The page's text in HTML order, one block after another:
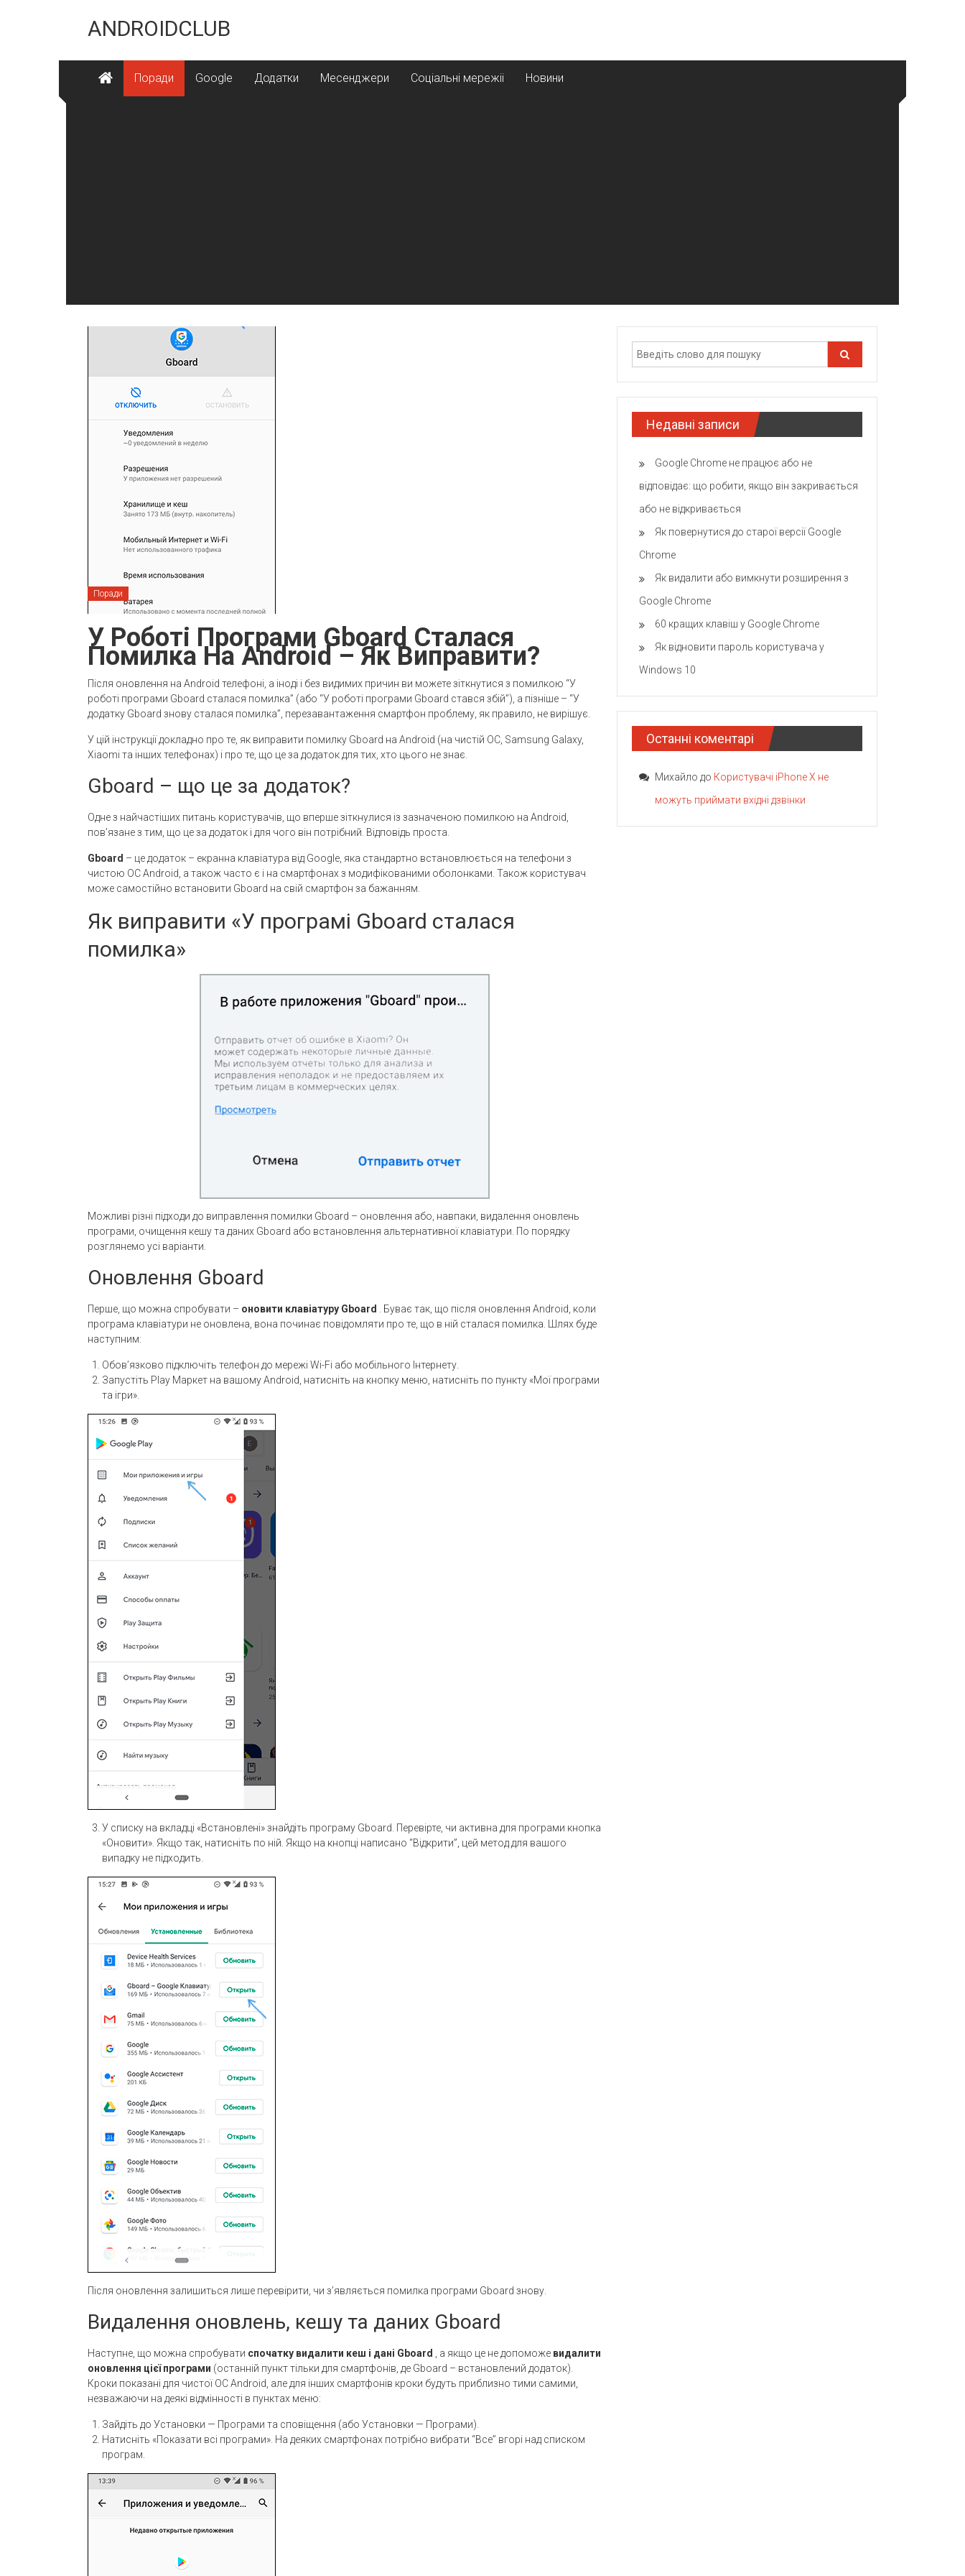
contentANDROIDCLUB
Поради Google Додатки Месенджери Соціальні мережіі Новини
Поради
У Роботі Програми Gboard Сталася
Помилка На Android – Як Виправити?
Після оновлення на Android телефоні, а іноді і без видимих ​​причин ви можете зіткнутися з помилкою “У
роботі програми Gboard сталася помилка” (або “У роботі програми Gboard стався збій”), а пізніше – “У
додатку Gboard знову сталася помилка”, перезавантаження смартфон проблему, як правило, не вирішує.
У цій інструкції докладно про те, як виправити помилку Gboard на Android (на чистій ОС, Samsung Galaxy,
Xiaomi та інших телефонах) і про те, що це за додаток для тих, хто цього не знає.
Gboard – що це за додаток?
Одне з найчастіших питань користувачів, що вперше зіткнулися із зазначеною помилкою на Android,
пов’язане з тим, що це за додаток і для чого він потрібний. Відповідь проста.
Gboard – це додаток – екранна клавіатура від Google, яка стандартно встановлюється на телефони з
чистою ОС Android, а також часто є і на смартфонах з модифікованими оболонками. Також користувач
може самостійно встановити Gboard на свій смартфон за бажанням.
Як виправити «У програмі Gboard сталася
помилка»
Можливі різні підходи до виправлення помилки Gboard – оновлення або, навпаки, видалення оновлень
програми, очищення кешу та даних Gboard або встановлення альтернативної клавіатури. По порядку
розглянемо усі варіанти.
Оновлення Gboard
Перше, що можна спробувати – оновити клавіатуру Gboard
. Буває так, що після оновлення Android, коли
програма клавіатури не оновлена, вона починає повідомляти про те, що в ній сталася помилка. Шлях буде
наступним:
Обов’язково підключіть телефон до мережі Wi-Fi або мобільного Інтернету.
Запустіть Play Маркет на вашому Android, натисніть на кнопку меню, натисніть по пункту «Мої програми
та ігри».
У списку на вкладці «Встановлені» знайдіть програму Gboard. Перевірте, чи активна для програми кнопка
«Оновити». Якщо так, натисніть по ній. Якщо на кнопці написано “Відкрити”, цей метод для вашого
випадку не підходить.
Після оновлення залишиться лише перевірити, чи з’являється помилка програми Gboard знову.
Видалення оновлень, кешу та даних Gboard
Наступне, що можна спробувати спочатку видалити кеш і дані Gboard , а якщо це не допоможе видалити
оновлення цієї програми (останній пункт тільки для смартфонів, де Gboard – встановлений додаток).
Кроки показані для чистої ОС Android, але для інших смартфонів кроки будуть приблизно тими самими,
незважаючи на деякі відмінності в пунктах меню:
Зайдіть до Установки — Програми та сповіщення (або Установки — Програми).
Натисніть «Показати всі програми». На деяких смартфонах потрібно вибрати “Все” вгорі над списком
програм.
Недавні записи
Google Chrome не працює або не
відповідає: що робити, якщо він закривається
або не відкривається
Як повернутися до старої версії Google
Chrome
Як видалити або вимкнути розширення з
Google Chrome
60 кращих клавіш у Google Chrome
Як відновити пароль користувача у
Windows 10
Останні коментарі
Михайло до Користувачі iPhone X не
можуть приймати вхідні дзвінки